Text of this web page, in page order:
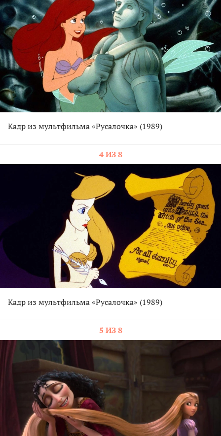
Кадр из мультфильма «Русалочка» (1989)
4 ИЗ 8
Кадр из мультфильма «Русалочка» (1989)
5 ИЗ 8